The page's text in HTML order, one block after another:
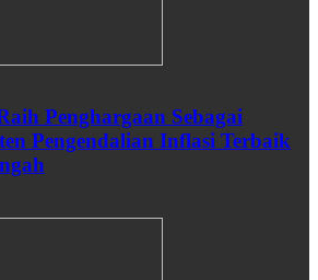
Penghargaan Sebagai
Pengendalian Inflasi Terbaik